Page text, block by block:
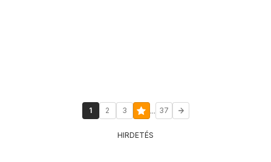
1 2 3 ... 37
HIRDETÉS